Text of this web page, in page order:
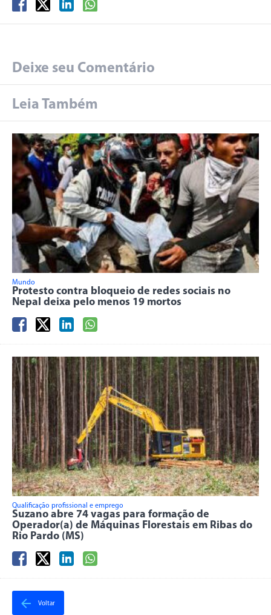
Deixe seu Comentário
Leia Também
Mundo
Protesto contra bloqueio de redes sociais no
Nepal deixa pelo menos 19 mortos
Qualificação profissional e emprego
Suzano abre 74 vagas para formação de
Operador(a) de Máquinas Florestais em Ribas do
Rio Pardo (MS)
Voltar